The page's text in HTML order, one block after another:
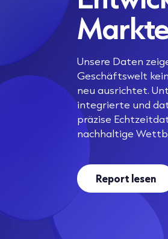
Unsere Daten
Geschäftswelt
neu ausrichtet.
integrierte und
präzise
nachhaltige
Report lesen